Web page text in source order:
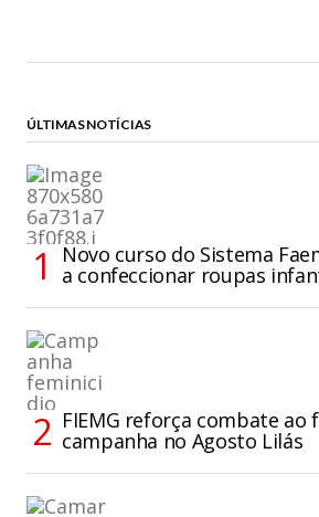
ÚLTIMAS NOTÍCIAS
Novo curso do Sistema
a confeccionar roupas
FIEMG reforça combate ao
campanha no Agosto Lilás